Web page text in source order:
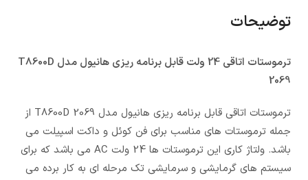
توضیحات
ترموستات اتاقی 24 ولت قابل برنامه ریزی هانیول مدل T8600D
2069
ترموستات اتاقی قابل برنامه ریزی هانیول مدل T8600D 2069 از
جمله ترموستات های مناسب برای فن کوئل و داکت اسپیلت می
باشد. ولتاژ کاری این ترموستات ها 24 ولت AC می باشد که برای
سیستم های گرمایشی و سرمایشی تک مرحله ای به کار برده می